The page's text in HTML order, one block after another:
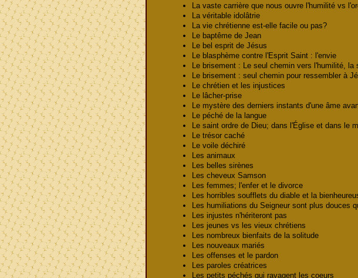
La vaste carrière que nous ouvre l'humilité vs
La véritable idolâtrie
La vie chrétienne est-elle facile ou pas?
Le baptême de Jean
Le bel esprit de Jésus
Le blasphème contre l'Esprit Saint : l'envie
Le brisement : Le seul chemin vers l'humilité, la
Le brisement : seul chemin pour ressembler à
Le chrétien et les injustices
Le lâcher-prise
Le mystère des derniers instants d'une âme
Le péché de la langue
Le saint ordre de Dieu; dans l'Église et dans le
Le trésor caché
Le voile déchiré
Les animaux
Les belles sirènes
Les cheveux Samson
Les femmes; l'enfer et le divorce
Les horribles soufflets du diable et la
Les humiliations du Seigneur sont plus douces
Les injustes n'hériteront pas
Les jeunes vs les vieux chrétiens
Les nombreux bienfaits de la solitude
Les nouveaux mariés
Les offenses et le pardon
Les paroles créatrices
Les petits péchés qui ravagent les coeurs